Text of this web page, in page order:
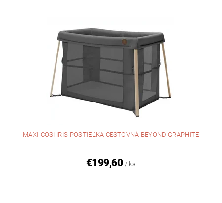
MAXI-COSI IRIS POSTIEĽKA CESTOVNÁ BEYOND GRAPHITE
€199,60 / ks